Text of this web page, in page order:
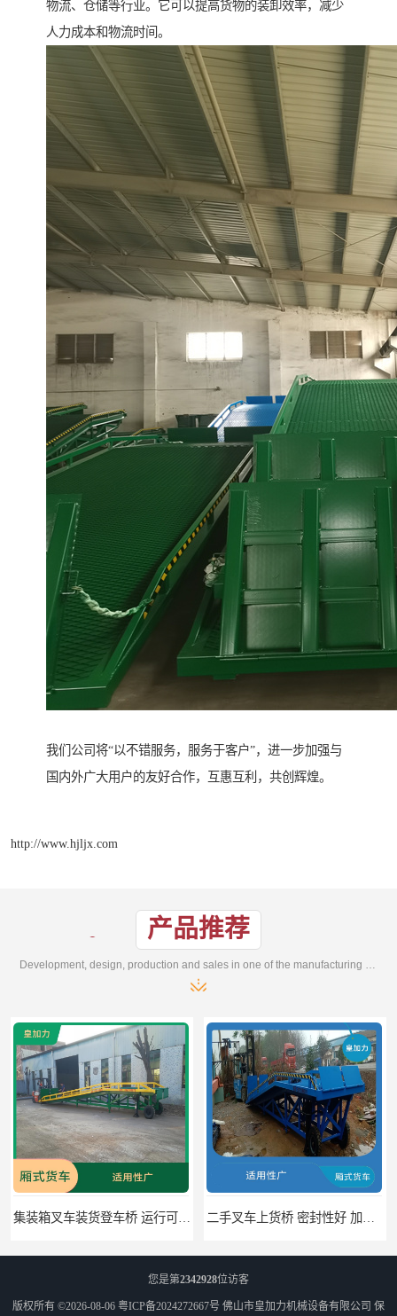
物流、仓储等行业。它可以提高货物的装卸效率，减少
人力成本和物流时间。
我们公司将“以不错服务，服务于客户”，进一步加强与
国内外广大用户的友好合作，互惠互利，共创辉煌。
http://www.hjljx.com
产品推荐
集装箱叉车装货登车桥 运行可靠 节省空间
您是第2342928位访客
版权所有 ©2026-08-06 粤ICP备2024272667号 佛山市皇加力机械设备有限公司 保